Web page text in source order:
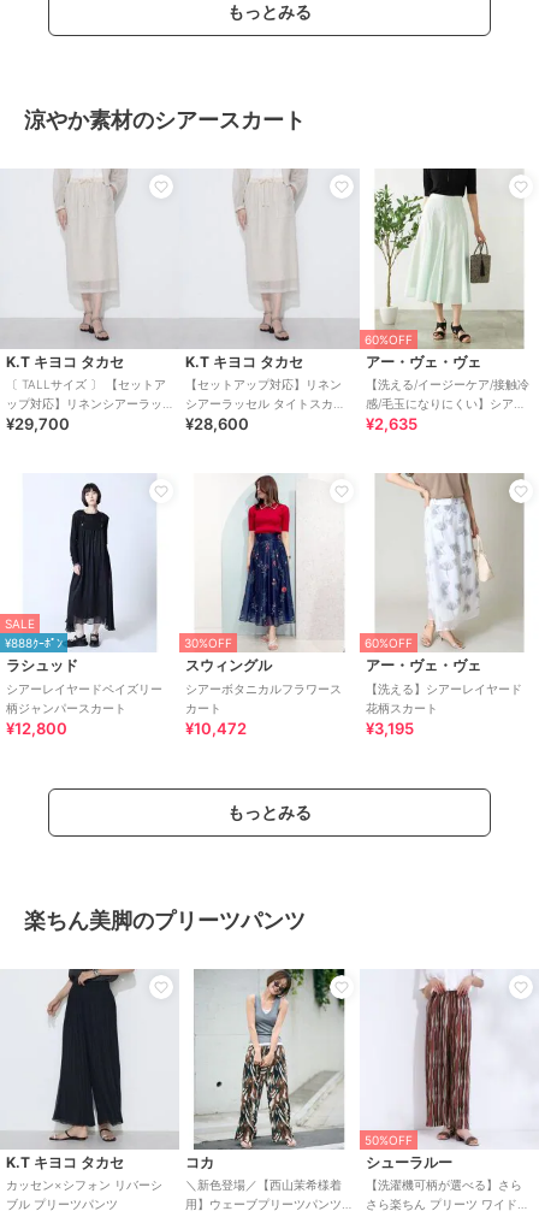
もっとみる
涼やか素材のシアースカート
K.T キヨコ タカセ
〔 TALLサイズ 〕 【セットア
ップ対応】リネンシアーラッ
セル タイトスカート
¥29,700
K.T キヨコ タカセ
【セットアップ対応】リネン
シアーラッセル タイトスカー
ト
¥28,600
60%OFF
アー・ヴェ・ヴェ
【洗える/イージーケア/接触冷
感/毛玉になりにくい】シアー
フレアスカート
¥2,635
SALE
¥888ｸｰﾎﾟﾝ
ラシュッド
シアーレイヤードペイズリー
柄ジャンパースカート
¥12,800
30%OFF
スウィングル
シアーボタニカルフラワース
カート
¥10,472
60%OFF
アー・ヴェ・ヴェ
【洗える】シアーレイヤード
花柄スカート
¥3,195
もっとみる
楽ちん美脚のプリーツパンツ
K.T キヨコ タカセ
カッセン×シフォン リバーシ
ブル プリーツパンツ
コカ
＼新色登場／【西山茉希様着
用】ウェーブプリーツパンツ
50%OFF
シューラルー
【洗濯機可柄が選べる】さら
さら楽ちん プリーツ ワイドパ